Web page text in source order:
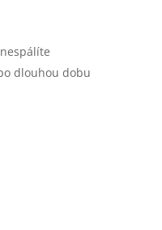
dlouhou dobu